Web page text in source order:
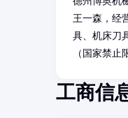
王一森，经
具、机床刀
（国家禁
工商信